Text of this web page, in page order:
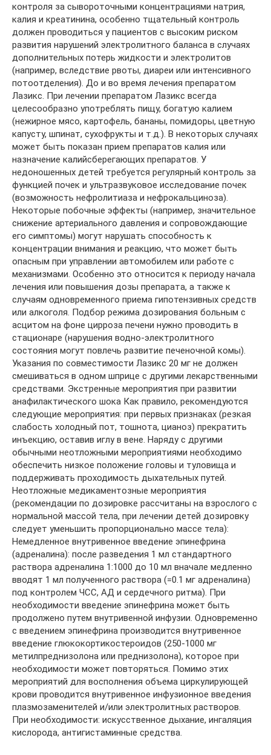
контроля за сывороточными концентрациями натрия,
калия и креатинина, особенно тщательный контроль
должен проводиться у пациентов с высоким риском
развития нарушений электролитного баланса в случаях
дополнительных потерь жидкости и электролитов
(например, вследствие рвоты, диареи или интенсивного
потоотделения). До и во время лечения препаратом
Лазикс. При лечении препаратом Лазикс всегда
целесообразно употреблять пищу, богатую калием
(нежирное мясо, картофель, бананы, помидоры, цветную
капусту, шпинат, сухофрукты и т.д.). В некоторых случаях
может быть показан прием препаратов калия или
назначение калийсберегающих препаратов. У
недоношенных детей требуется регулярный контроль за
функцией почек и ультразвуковое исследование почек
(возможность нефролитиаза и нефрокальциноза).
Некоторые побочные эффекты (например, значительное
снижение артериального давления и сопровождающие
его симптомы) могут нарушать способность к
концентрации внимания и реакцию, что может быть
опасным при управлении автомобилем или работе с
механизмами. Особенно это относится к периоду начала
лечения или повышения дозы препарата, а также к
случаям одновременного приема гипотензивных средств
или алкоголя. Подбор режима дозирования больным с
асцитом на фоне цирроза печени нужно проводить в
стационаре (нарушения водно-электролитного
состояния могут повлечь развитие печеночной комы).
Указания по совместимости Лазикс 20 мг не должен
смешиваться в одном шприце с другими лекарственными
средствами. Экстренные мероприятия при развитии
анафилактического шока Как правило, рекомендуются
следующие мероприятия: при первых признаках (резкая
слабость холодный пот, тошнота, цианоз) прекратить
инъекцию, оставив иглу в вене. Наряду с другими
обычными неотложными мероприятиями необходимо
обеспечить низкое положение головы и туловища и
поддерживать проходимость дыхательных путей.
Неотложные медикаментозные мероприятия
(рекомендации по дозировке рассчитаны на взрослого с
нормальной массой тела, при лечении детей дозировку
следует уменьшить пропорционально массе тела):
Немедленное внутривенное введение эпинефрина
(адреналина): после разведения 1 мл стандартного
раствора адреналина 1:1000 до 10 мл вначале медленно
вводят 1 мл полученного раствора (=0.1 мг адреналина)
под контролем ЧСС, АД и сердечного ритма). При
необходимости введение эпинефрина может быть
продолжено путем внутривенной инфузии. Одновременно
с введением эпинефрина производится внутривенное
введение глюкокортикостероидов (250-1000 мг
метилпреднизолона или преднизолона), которое при
необходимости может повторяться. Помимо этих
мероприятий для восполнения объема циркулирующей
крови проводится внутривенное инфузионное введения
плазмозаменителей и/или электролитных растворов.
При необходимости: искусственное дыхание, ингаляция
кислорода, антигистаминные средства.